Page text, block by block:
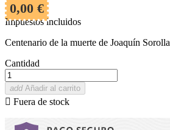
0,00 €
Impuestos incluidos
Centenario de la muerte de Joaquín Sorolla
Cantidad
add Añadir al carrito
 Fuera de stock